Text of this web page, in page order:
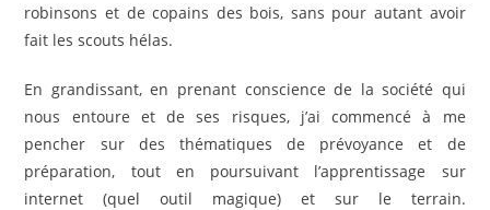
robinsons et de copains des bois, sans pour autant avoir
fait les scouts hélas.
En grandissant, en prenant conscience de la société qui
nous entoure et de ses risques, j’ai commencé à me
pencher sur des thématiques de prévoyance et de
préparation, tout en poursuivant l’apprentissage sur
internet (quel outil magique) et sur le terrain.